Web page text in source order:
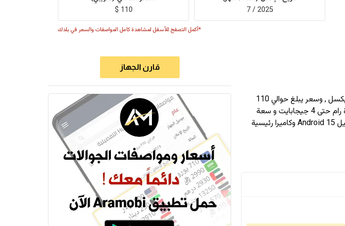
2025 / 7
110 $
*أكمل التصفح للأسفل لمشاهدة كامل المواصفات والسعر في بلدك
بيكسل , وسعر يبلغ حوالي 110
بمعالج Unisoc T7250 (12 nm) وذاكرة رام حتى 4 جيجابايت و سعة
تخزين حتى 256 جيجابايت , اعتمدت realme في جهازها Realme Note 70T نظام التشغيل Android 15 وكاميرا رئيسية
قارن الجهاز